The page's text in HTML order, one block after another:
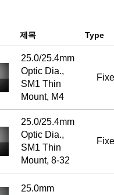
제목 Type
25.0/25.4mm
Optic Dia.,
SM1 Thin
Mount, M4
25.0/25.4mm
Optic Dia.,
SM1 Thin
Mount, 8-32
25.0mm